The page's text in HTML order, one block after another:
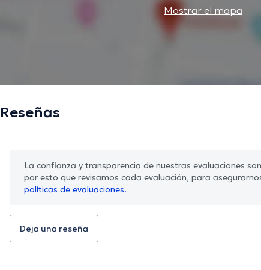
Mostrar el mapa
Reseñas
La confianza y transparencia de nuestras evaluaciones
por esto que revisamos cada evaluación, para
políticas de evaluaciones.
Deja una reseña